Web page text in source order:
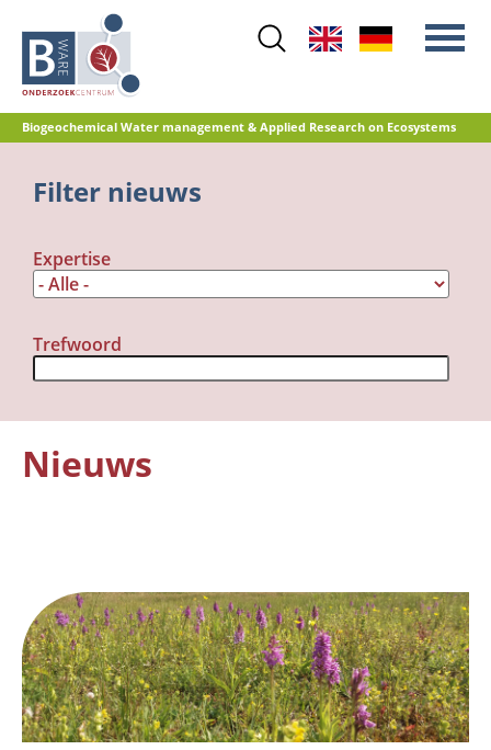
main
content
Biogeochemical Water management & Applied Research on Ecosystems
Main
menuStikstof
Herstelbeheer
Natuurontwikkeling
Veenoxidatie en broeikasgasemissies
Referentiedatabase GRIP
Filter nieuws
Expertise
Trefwoord
Nieuws
Image